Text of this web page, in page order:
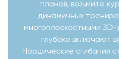
планов, возьмите
динамичных
многоплоскостными
глубоко включают
Нордические сгибания